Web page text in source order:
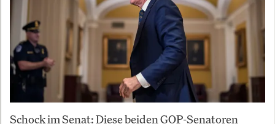
Schock im Senat: Diese beiden GOP-Senatoren